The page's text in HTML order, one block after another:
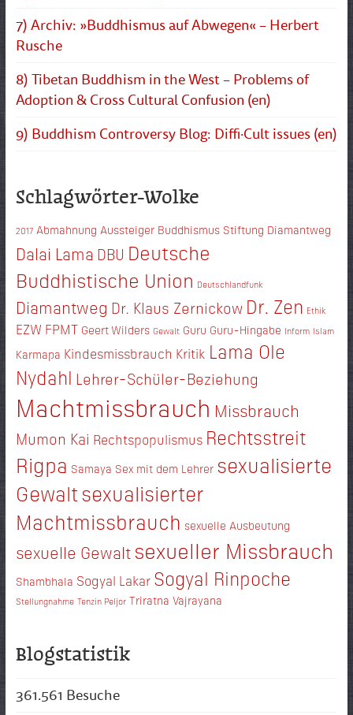
7) Archiv: »Buddhismus auf Abwegen« – Herbert
Rusche
8) Tibetan Buddhism in the West – Problems of
Adoption & Cross Cultural Confusion (en)
9) Buddhism Controversy Blog: Diffi·Cult issues (en)
Schlagwörter-Wolke
2017 Abmahnung Aussteiger Buddhismus Stiftung Diamantweg
Dalai Lama DBU Deutsche
Buddhistische Union Deutschlandfunk
Diamantweg Dr. Klaus Zernickow Dr. Zen Ethik
EZW FPMT Geert Wilders Gewalt Guru Guru-Hingabe Inform Islam
Karmapa Kindesmissbrauch Kritik Lama Ole
Nydahl Lehrer-Schüler-Beziehung
Machtmissbrauch Missbrauch
Mumon Kai Rechtspopulismus Rechtsstreit
Rigpa Samaya Sex mit dem Lehrer sexualisierte
Gewaltsexualisierter
Machtmissbrauch sexuelle Ausbeutung
sexuelle Gewalt sexueller Missbrauch
Shambhala Sogyal Lakar Sogyal Rinpoche
Stellungnahme Tenzin Peljor Triratna Vajrayana
Blogstatistik
361.561 Besuche